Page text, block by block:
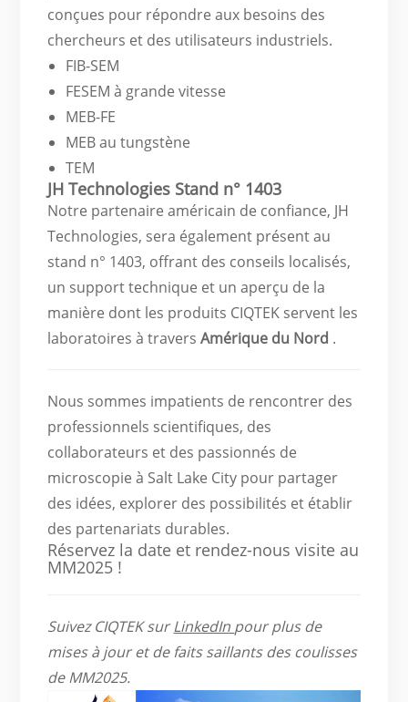
conçues pour répondre aux besoins des
chercheurs et des utilisateurs industriels.
FIB-SEM
FESEM à grande vitesse
MEB-FE
MEB au tungstène
TEM
JH Technologies Stand n° 1403
Notre partenaire américain de confiance, JH
Technologies, sera également présent au
stand n° 1403, offrant des conseils localisés,
un support technique et un aperçu de la
manière dont les produits CIQTEK servent les
laboratoires à traversAmérique du Nord .
Nous sommes impatients de rencontrer des
professionnels scientifiques, des
collaborateurs et des passionnés de
microscopie à Salt Lake City pour partager
des idées, explorer des possibilités et établir
des partenariats durables.
Réservez la date et rendez-nous visite au
MM2025 !
Suivez CIQTEK surLinkedIn pour plus de
mises à jour et de faits saillants des coulisses
de MM2025.